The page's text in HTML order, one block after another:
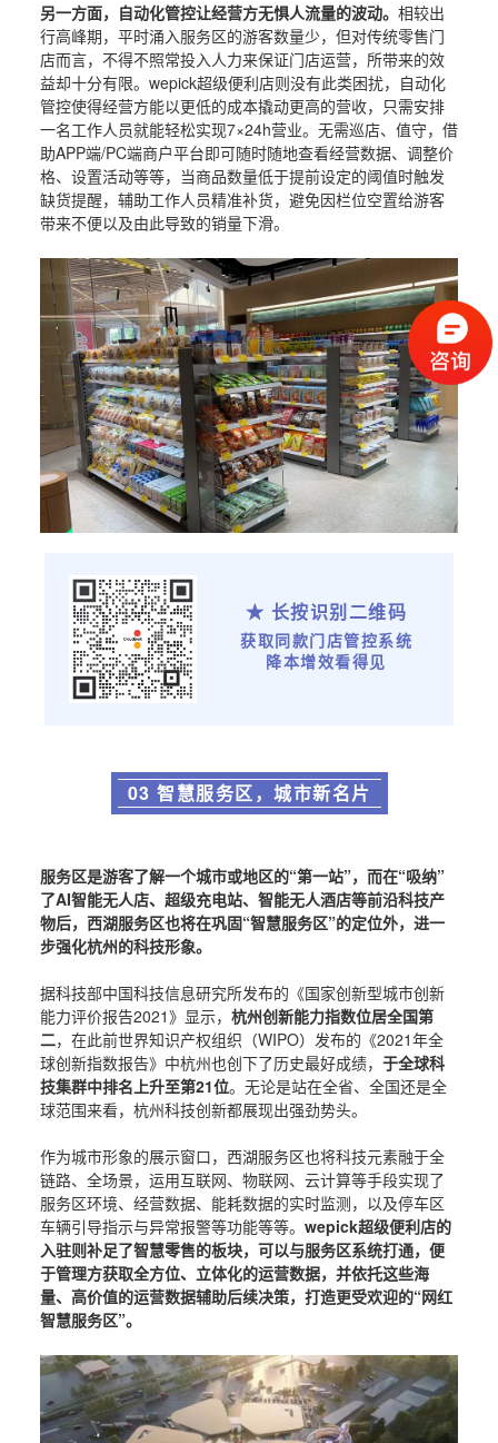
另一方面，自动化管控让经营方无惧人流量的波动。 相较出
行高峰期，平时涌入服务区的游客数量少，但对传统零售门
店而言，不得不照常投入人力来保证门店运营，所带来的效
益却十分有限。wepick超级便利店则没有此类困扰，自动化
管控使得经营方能以更低的成本撬动更高的营收，只需安排
一名工作人员就能轻松实现7×24h营业。无需巡店、值守，借
助APP端/PC端商户平台即可随时随地查看经营数据、调整价
格、设置活动等等，当商品数量低于提前设定的阈值时触发
缺货提醒，辅助工作人员精准补货，避免因栏位空置给游客
带来不便以及由此导致的销量下滑。
★ 长按识别二维码
获取同款门店管控系统
降本增效看得见
03 智慧服务区，城市新名片
服务区是游客了解一个城市或地区的“第一站”，而在“吸纳”
了AI智能无人店、超级充电站、智能无人酒店等前沿科技产
物后，西湖服务区也将在巩固“智慧服务区”的定位外，进一
步强化杭州的科技形象。
据科技部中国科技信息研究所发布的《国家创新型城市创新
能力评价报告2021》显示， 杭州创新能力指数位居全国第
二，在此前世界知识产权组织（WIPO）发布的《2021年全
球创新指数报告》中杭州也创下了历史最好成绩， 于全球科
技集群中排名上升至第21位。无论是站在全省、全国还是全
球范围来看，杭州科技创新都展现出强劲势头。
作为城市形象的展示窗口，西湖服务区也将科技元素融于全
链路、全场景，运用互联网、物联网、云计算等手段实现了
服务区环境、经营数据、能耗数据的实时监测，以及停车区
车辆引导指示与异常报警等功能等等。 wepick超级便利店的
入驻则补足了智慧零售的板块，可以与服务区系统打通，便
于管理方获取全方位、立体化的运营数据，并依托这些海
量、高价值的运营数据辅助后续决策，打造更受欢迎的“网红
智慧服务区”。